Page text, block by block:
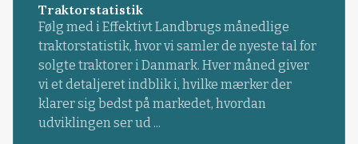
Traktorstatistik
Følg med i Effektivt Landbrugs månedlige
traktorstatistik, hvor vi samler de nyeste tal for
solgte traktorer i Danmark. Hver måned giver
vi et detaljeret indblik i, hvilke mærker der
klarer sig bedst på markedet, hvordan
udviklingen ser ud ...